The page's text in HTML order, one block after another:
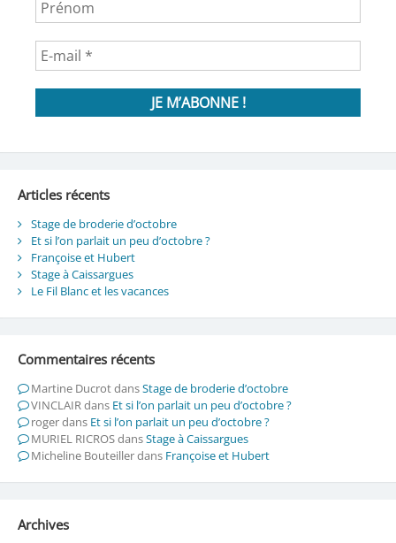
Articles récents
Stage de broderie d’octobre
Et si l’on parlait un peu d’octobre ?
Françoise et Hubert
Stage à Caissargues
Le Fil Blanc et les vacances
Commentaires récents
Martine DucrotdansStage de broderie d’octobre
VINCLAIRdans Et si l’on parlait un peu d’octobre ?
rogerdans Et si l’on parlait un peu d’octobre ?
MURIEL RICROSdansStage à Caissargues
Micheline Bouteillerdans Françoise et Hubert
Archives